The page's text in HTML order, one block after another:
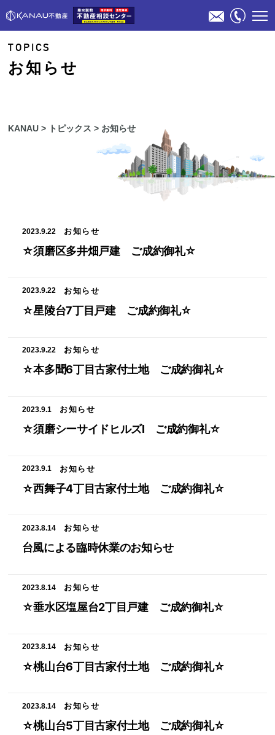
スタッフ紹介
TOPICS
お知らせ
KANAU > トピックス > お知らせ
2023.9.22 お知らせ
☆須磨区多井畑戸建 ご成約御礼☆
2023.9.22 お知らせ
☆星陵台7丁目戸建 ご成約御礼☆
2023.9.22 お知らせ
☆本多聞6丁目古家付土地 ご成約御礼☆
2023.9.1 お知らせ
☆須磨シーサイドヒルズⅠ ご成約御礼☆
2023.9.1 お知らせ
☆西舞子4丁目古家付土地 ご成約御礼☆
2023.8.14 お知らせ
台風による臨時休業のお知らせ
2023.8.14 お知らせ
☆垂水区塩屋台2丁目戸建 ご成約御礼☆
2023.8.14 お知らせ
☆桃山台6丁目古家付土地 ご成約御礼☆
2023.8.14 お知らせ
☆桃山台5丁目古家付土地 ご成約御礼☆